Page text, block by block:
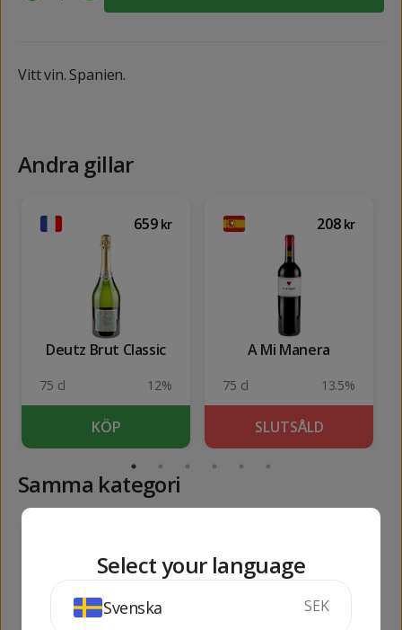
Vitt vin. Spanien.
Andra gillar
659 kr
Deutz Brut Classic
75 cl 12%
KÖP
208 kr
A Mi Manera
75 cl 13.5%
SLUTSÅLD
Samma kategori
Select your language
Svenska SEK